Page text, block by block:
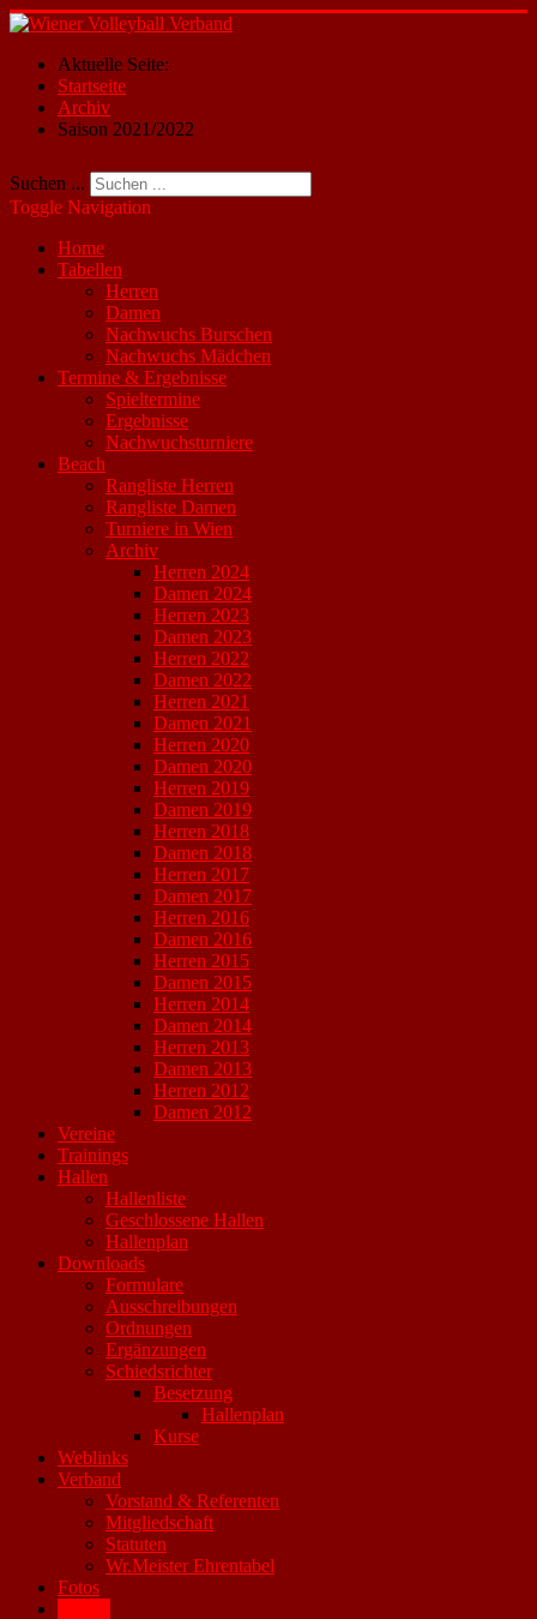
Aktuelle Seite:
Startseite
Archiv
Saison 2021/2022
Suchen ...
Toggle Navigation
Home
Tabellen
Herren
Damen
Nachwuchs Burschen
Nachwuchs Mädchen
Termine & Ergebnisse
Spieltermine
Ergebnisse
Nachwuchsturniere
Beach
Rangliste Herren
Rangliste Damen
Turniere in Wien
Archiv
Herren 2024
Damen 2024
Herren 2023
Damen 2023
Herren 2022
Damen 2022
Herren 2021
Damen 2021
Herren 2020
Damen 2020
Herren 2019
Damen 2019
Herren 2018
Damen 2018
Herren 2017
Damen 2017
Herren 2016
Damen 2016
Herren 2015
Damen 2015
Herren 2014
Damen 2014
Herren 2013
Damen 2013
Herren 2012
Damen 2012
Vereine
Trainings
Hallen
Hallenliste
Geschlossene Hallen
Hallenplan
Downloads
Formulare
Ausschreibungen
Ordnungen
Ergänzungen
Schiedsrichter
Besetzung
Hallenplan
Kurse
Weblinks
Verband
Vorstand & Referenten
Mitgliedschaft
Statuten
Wr.Meister Ehrentabel
Fotos